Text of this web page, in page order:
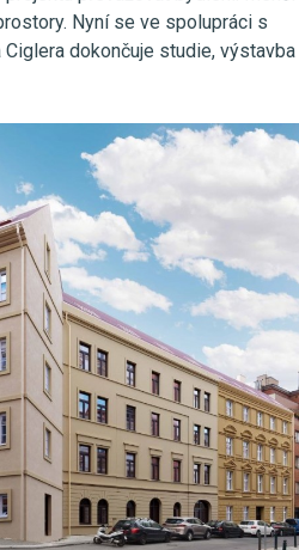
Nyní se ve spolupráci s
dokončuje studie,